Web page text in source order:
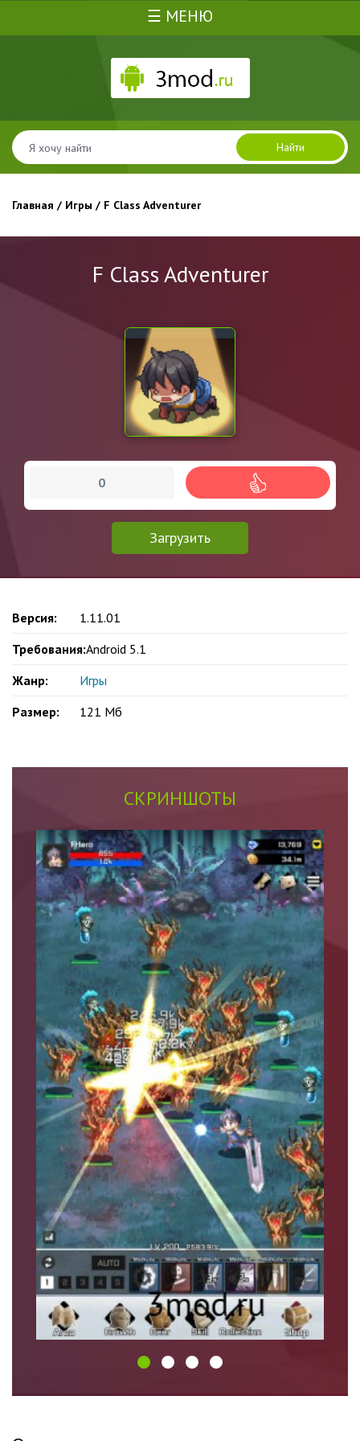
☰ МЕНЮ
Найти
Главная / Игры / F Class Adventurer
F Class Adventurer
Загрузить
0
Версия:
1.11.01
Требования:Android 5.1
Жанр:
Игры
Размер:
121 Мб
СКРИНШОТЫ